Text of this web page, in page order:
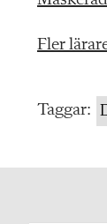
Fler
Taggar: